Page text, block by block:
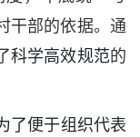
干部的依据。通
科学高效规范的
了便于组织代表